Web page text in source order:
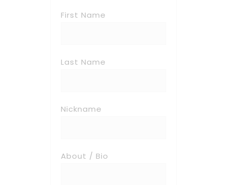
First Name
Last Name
Nickname
About / Bio